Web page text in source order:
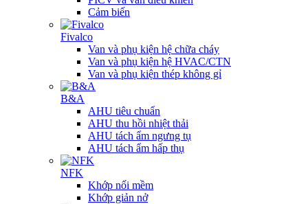
Cảm biến
Fivalco
Van và phụ kiện hệ chữa cháy
Van và phụ kiện hệ HVAC/CTN
Van và phụ kiện thép không gỉ
B&A
AHU tiêu chuẩn
AHU thu hồi nhiệt thải
AHU tách ẩm ngưng tụ
AHU tách ẩm hấp thụ
NFK
Khớp nối mềm
Khớp giản nở